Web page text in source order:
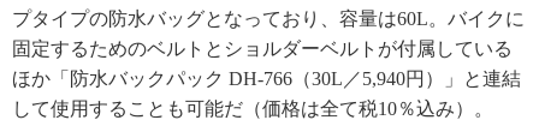
プタイプの防水バッグとなっており、容量は60L。バイクに
固定するためのベルトとショルダーベルトが付属している
ほか「防水バックパック DH-766（30L／5,940円）」と連結
して使用することも可能だ（価格は全て税10％込み）。